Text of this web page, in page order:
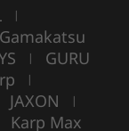
|
Gamakatsu
| GURU
|
JAXON |
Karp Max